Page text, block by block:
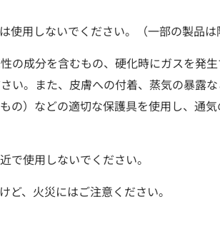
使用しないでください。（一部の製品は
の成分を含むもの、硬化時にガスを発
い。また、皮膚への付着、蒸気の暴露
の）などの適切な保護具を使用し、通
で使用しないでください。
ど、火災にはご注意ください。